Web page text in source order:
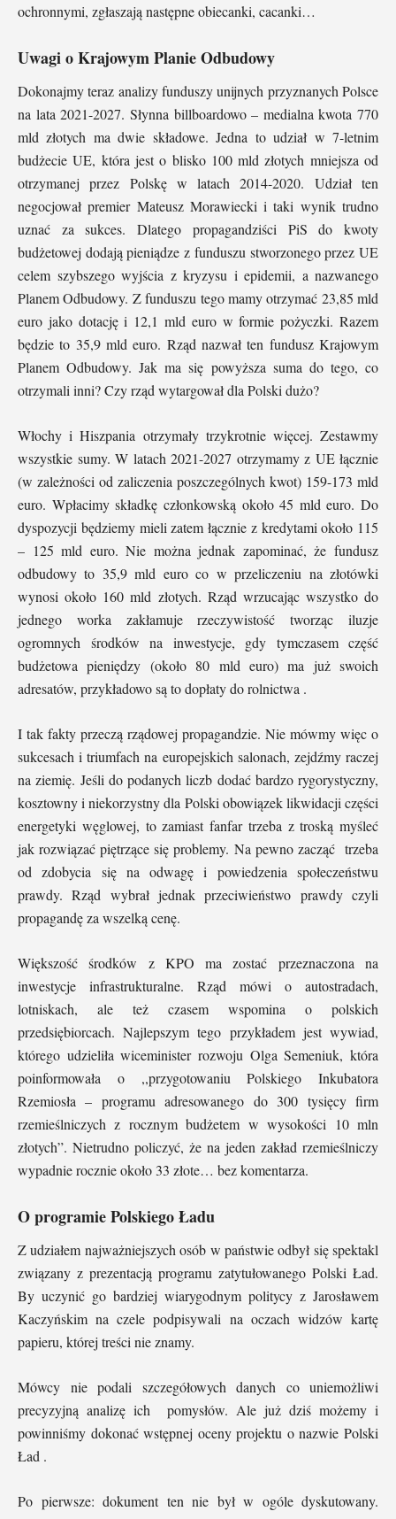
ochronnymi, zgłaszają następne obiecanki, cacanki…
Uwagi o Krajowym Planie Odbudowy
Dokonajmy teraz analizy funduszy unijnych przyznanych Polsce
na lata 2021-2027. Słynna billboardowo – medialna kwota 770
mld złotych ma dwie składowe. Jedna to udział w 7-letnim
budżecie UE, która jest o blisko 100 mld złotych mniejsza od
otrzymanej przez Polskę w latach 2014-2020. Udział ten
negocjował premier Mateusz Morawiecki i taki wynik trudno
uznać za sukces. Dlatego propagandziści PiS do kwoty
budżetowej dodają pieniądze z funduszu stworzonego przez UE
celem szybszego wyjścia z kryzysu i epidemii, a nazwanego
Planem Odbudowy. Z funduszu tego mamy otrzymać 23,85 mld
euro jako dotację i 12,1 mld euro w formie pożyczki. Razem
będzie to 35,9 mld euro. Rząd nazwał ten fundusz Krajowym
Planem Odbudowy. Jak ma się powyższa suma do tego, co
otrzymali inni? Czy rząd wytargował dla Polski dużo?
Włochy i Hiszpania otrzymały trzykrotnie więcej. Zestawmy
wszystkie sumy. W latach 2021-2027 otrzymamy z UE łącznie
(w zależności od zaliczenia poszczególnych kwot) 159-173 mld
euro. Wpłacimy składkę członkowską około 45 mld euro. Do
dyspozycji będziemy mieli zatem łącznie z kredytami około 115
– 125 mld euro. Nie można jednak zapominać, że fundusz
odbudowy to 35,9 mld euro co w przeliczeniu na złotówki
wynosi około 160 mld złotych. Rząd wrzucając wszystko do
jednego worka zakłamuje rzeczywistość tworząc iluzje
ogromnych środków na inwestycje, gdy tymczasem część
budżetowa pieniędzy (około 80 mld euro) ma już swoich
adresatów, przykładowo są to dopłaty do rolnictwa .
I tak fakty przeczą rządowej propagandzie. Nie mówmy więc o
sukcesach i triumfach na europejskich salonach, zejdźmy raczej
na ziemię. Jeśli do podanych liczb dodać bardzo rygorystyczny,
kosztowny i niekorzystny dla Polski obowiązek likwidacji części
energetyki węglowej, to zamiast fanfar trzeba z troską myśleć
jak rozwiązać piętrzące się problemy. Na pewno zacząć trzeba
od zdobycia się na odwagę i powiedzenia społeczeństwu
prawdy. Rząd wybrał jednak przeciwieństwo prawdy czyli
propagandę za wszelką cenę.
Większość środków z KPO ma zostać przeznaczona na
inwestycje infrastrukturalne. Rząd mówi o autostradach,
lotniskach, ale też czasem wspomina o polskich
przedsiębiorcach. Najlepszym tego przykładem jest wywiad,
którego udzieliła wiceminister rozwoju Olga Semeniuk, która
poinformowała o ,,przygotowaniu Polskiego Inkubatora
Rzemiosła – programu adresowanego do 300 tysięcy firm
rzemieślniczych z rocznym budżetem w wysokości 10 mln
złotych”. Nietrudno policzyć, że na jeden zakład rzemieślniczy
wypadnie rocznie około 33 złote… bez komentarza.
O programie Polskiego Ładu
Z udziałem najważniejszych osób w państwie odbył się spektakl
związany z prezentacją programu zatytułowanego Polski Ład.
By uczynić go bardziej wiarygodnym politycy z Jarosławem
Kaczyńskim na czele podpisywali na oczach widzów kartę
papieru, której treści nie znamy.
Mówcy nie podali szczegółowych danych co uniemożliwi
precyzyjną analizę ich pomysłów. Ale już dziś możemy i
powinniśmy dokonać wstępnej oceny projektu o nazwie Polski
Ład .
Po pierwsze: dokument ten nie był w ogóle dyskutowany.